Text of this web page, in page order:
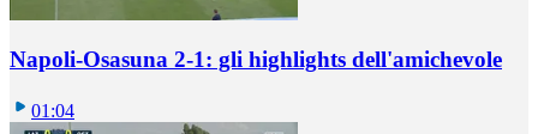
Napoli-Osasuna 2-1: gli highlights dell'amichevole
01:04